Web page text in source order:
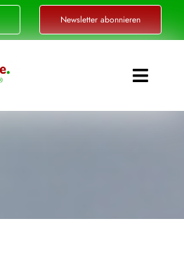
Newsletter abonnieren
Toggle